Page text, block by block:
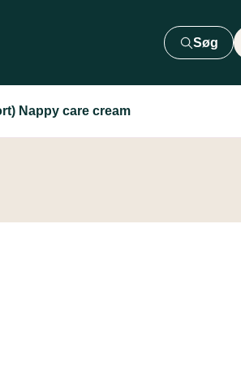
Søg
Nappy care cream